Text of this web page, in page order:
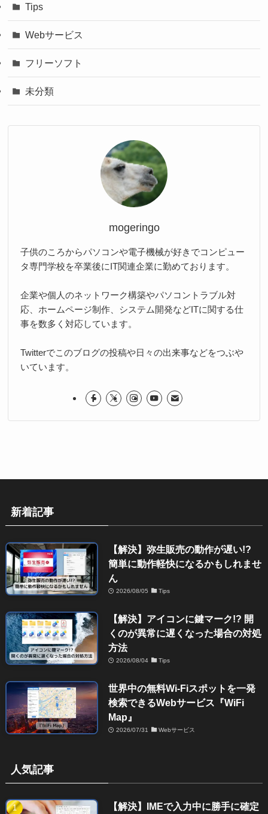
Tips
Webサービス
フリーソフト
未分類
mogeringo
子供のころからパソコンや電子機械が好きでコンピュー
タ専門学校を卒業後にIT関連企業に勤めております。
企業や個人のネットワーク構築やパソコントラブル対
応、ホームページ制作、システム開発などITに関する仕
事を数多く対応しています。
Twitterでこのブログの投稿や日々の出来事などをつぶや
いています。
新着記事
【解決】弥生販売の動作が遅い!?
簡単に動作軽快になるかもしれませ
ん
2026/08/05 Tips
【解決】アイコンに鍵マーク!? 開
くのが異常に遅くなった場合の対処
方法
2026/08/04 Tips
世界中の無料Wi-Fiスポットを一発
検索できるWebサービス『WiFi
Map』
2026/07/31 Webサービス
人気記事
【解決】IMEで入力中に勝手に確定